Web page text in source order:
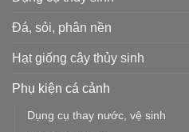
Đá, sỏi, phân nền
Hạt giống cây thủy sinh
Phụ kiện cá cảnh
Dụng cụ thay nước, vệ sinh